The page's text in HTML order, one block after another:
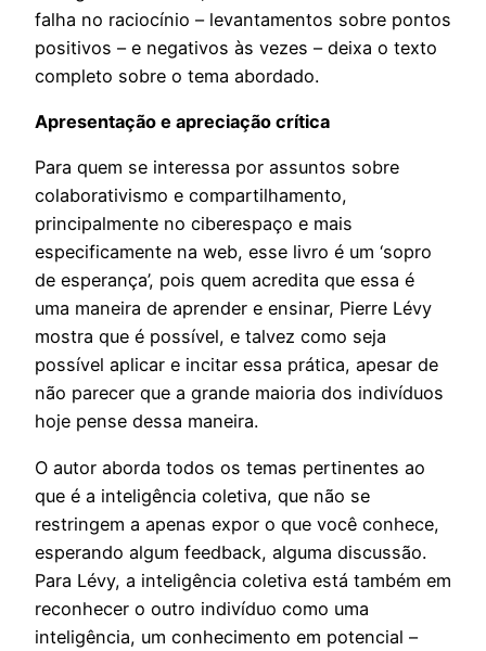
falha no raciocínio – levantamentos sobre pontos
positivos – e negativos às vezes – deixa o texto
completo sobre o tema abordado.
Apresentação e apreciação crítica
Para quem se interessa por assuntos sobre
colaborativismo e compartilhamento,
principalmente no ciberespaço e mais
especificamente na web, esse livro é um ‘sopro
de esperança’, pois quem acredita que essa é
uma maneira de aprender e ensinar, Pierre Lévy
mostra que é possível, e talvez como seja
possível aplicar e incitar essa prática, apesar de
não parecer que a grande maioria dos indivíduos
hoje pense dessa maneira.
O autor aborda todos os temas pertinentes ao
que é a inteligência coletiva, que não se
restringem a apenas expor o que você conhece,
esperando algum feedback, alguma discussão.
Para Lévy, a inteligência coletiva está também em
reconhecer o outro indivíduo como uma
inteligência, um conhecimento em potencial –